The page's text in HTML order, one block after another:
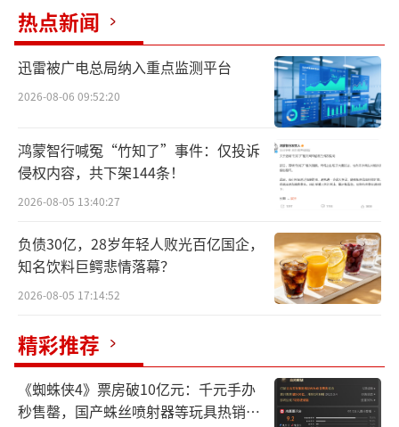
首先在发售策略上，贵州茅台管理层
对“蛇茅”发售策略的调整是其“降温”的直
接原因。从1月1日至5日，“蛇茅”专场每日投
放49999个名额，以每个名额2瓶的额度计算，
每日最大投放瓶数接近10万瓶，5天的投放量近
50万瓶。如此大规模的投放，与去年龙茅每人
申购一瓶、首日投放约1.6万瓶形成了鲜明对
比。
中国酒业独立评论人肖竹青也指出，贵州
茅台管理层调整“蛇茅”发售策略主动挤压黄
上满足了前期市场上“茅粉”真正的收藏的需
求，导致市场上不会出现供不应求的局面，从
而防止了价格的过度溢价，很大程度上减少了
热点新闻
迅雷被广电总局纳入重点监测平台
2026-08-06 09:52:20
鸿蒙智行喊冤“竹知了”事件：仅投诉
侵权内容，共下架144条！
2026-08-05 13:40:27
负债30亿，28岁年轻人败光百亿国企，
知名饮料巨鳄悲情落幕？
2026-08-05 17:14:52
精彩推荐
《蜘蛛侠4》票房破10亿元：千元手办
秒售罄，国产蛛丝喷射器等玩具热销海